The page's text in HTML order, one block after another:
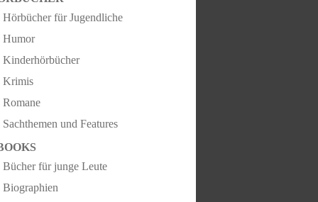
Hörbücher für Jugendliche
Humor
Kinderhörbücher
Krimis
Romane
Sachthemen und Features
Bücher für junge Leute
Biographien